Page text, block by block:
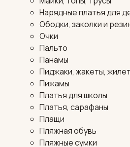
Нарядные платья для
Ободки, заколки и
Очки
Пальто
Панамы
Пиджаки, жакеты,
Пижамы
Платья для школы
Платья, сарафаны
Плащи
Пляжная обувь
Пляжные сумки